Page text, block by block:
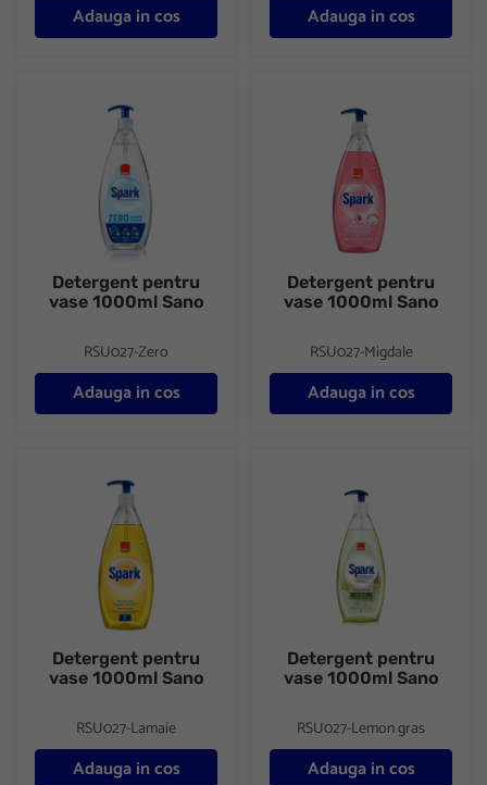
Adauga in cos Adauga in cos
Detergent pentru vase 1000ml Sano
Detergent pentru
vase 1000ml Sano
RSU027-Zero
Adauga in cos
Detergent pentru vase
Detergent pentru
vase 1000ml Sano
RSU027-Migdale
Adauga in cos
Detergent pentru vase 1000ml Sano
Detergent pentru
vase 1000ml Sano
RSU027-Lamaie
Adauga in cos
Detergent pentru
vase 1000ml Sano
RSU027-Lemon gras
Adauga in cos